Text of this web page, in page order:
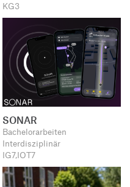
KG3
SONAR
Bachelorarbeiten
Interdisziplinär
IG7,IOT7